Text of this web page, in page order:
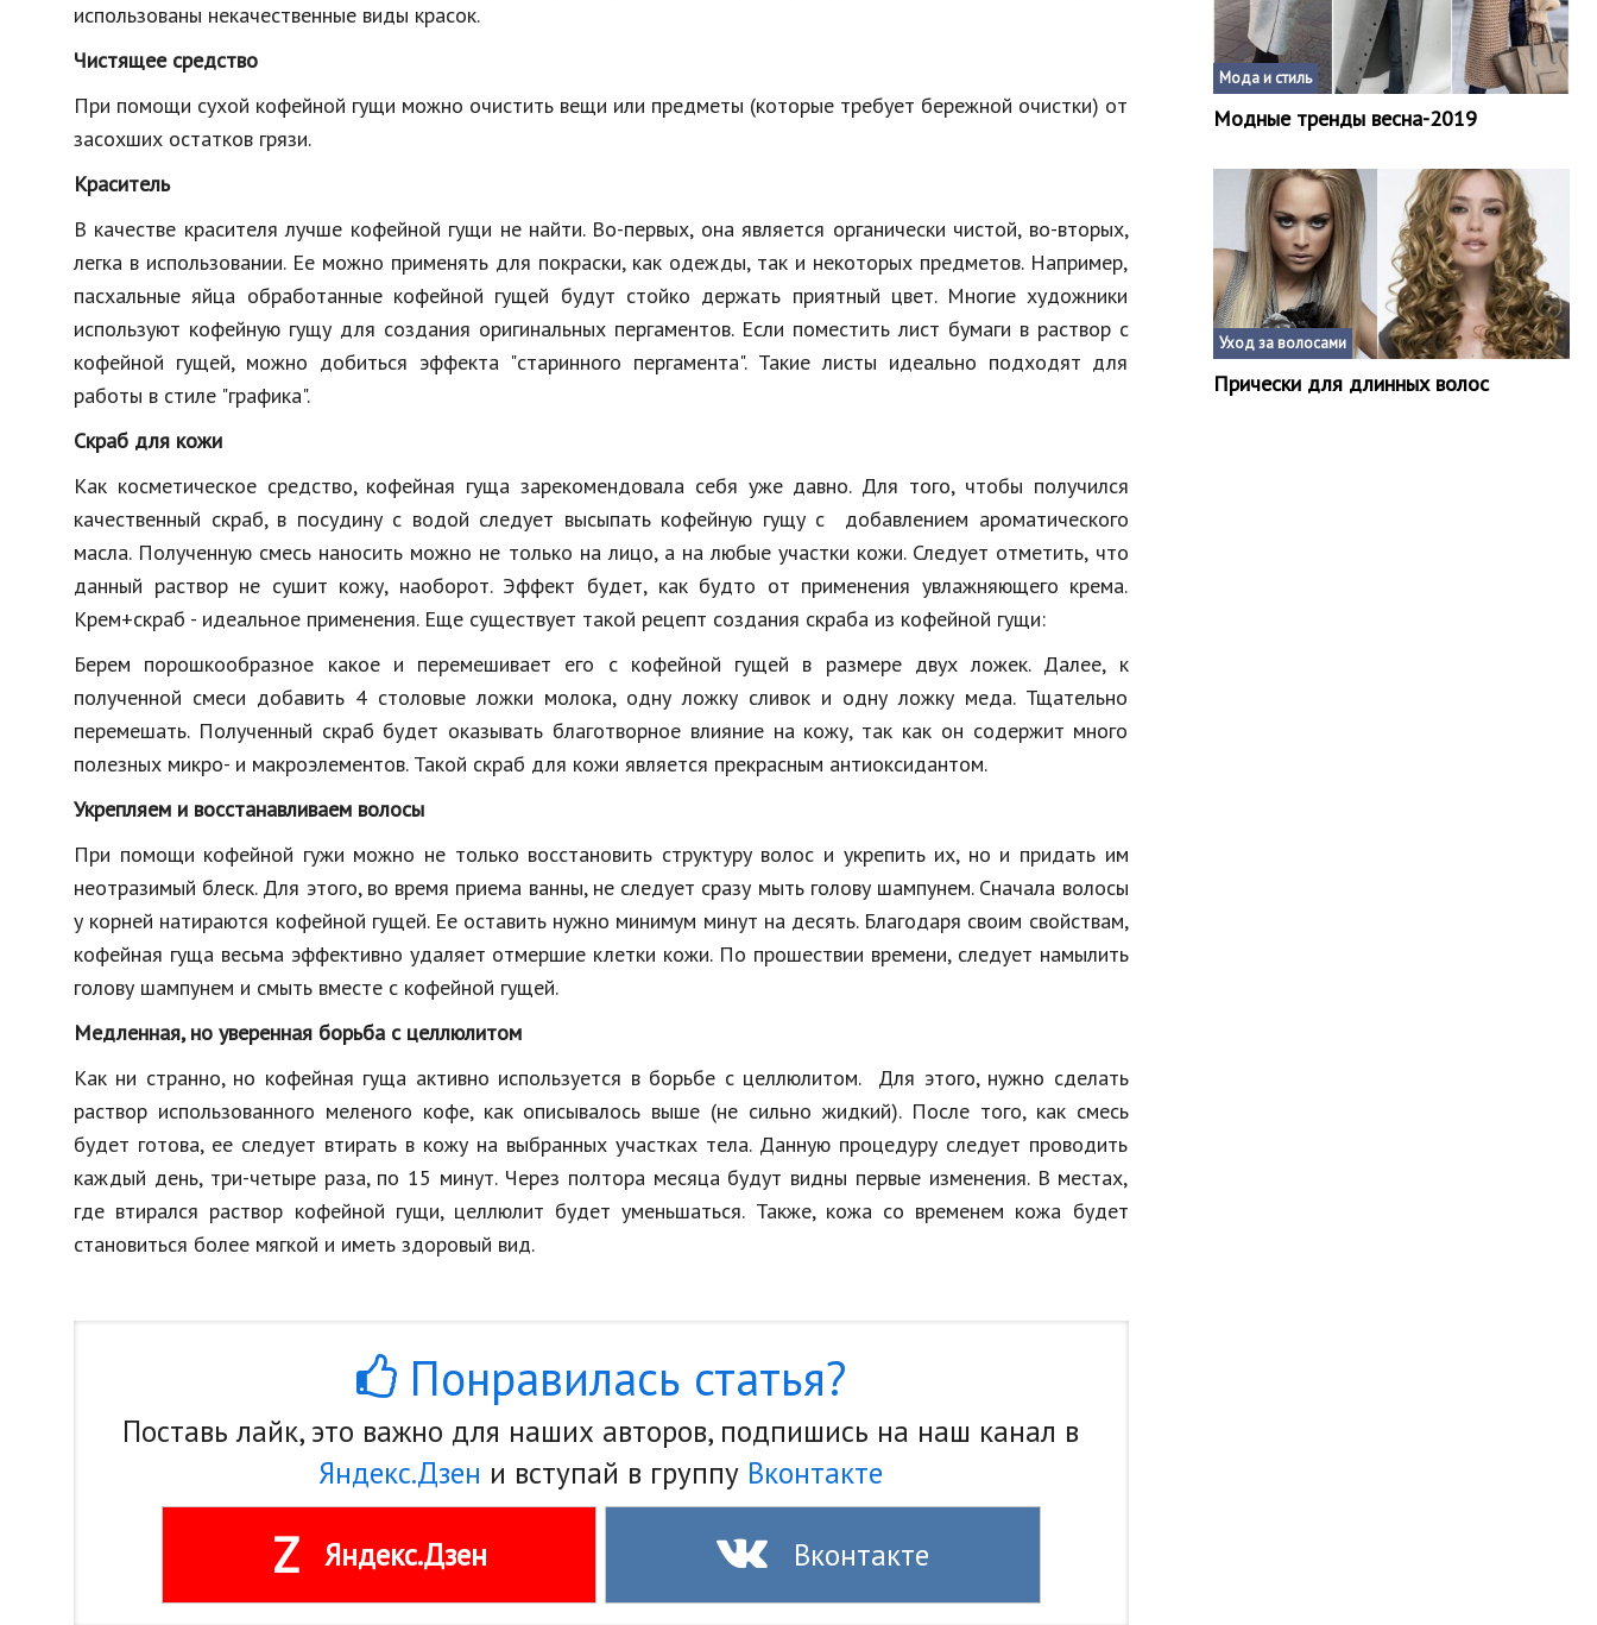
использованы некачественные виды красок.
Чистящее средство
При помощи сухой кофейной гущи можно очистить вещи или предметы (которые требует бережной очистки) от
засохших остатков грязи.
Краситель
В качестве красителя лучше кофейной гущи не найти. Во-первых, она является органически чистой, во-вторых,
легка в использовании. Ее можно применять для покраски, как одежды, так и некоторых предметов. Например,
пасхальные яйца обработанные кофейной гущей будут стойко держать приятный цвет. Многие художники
используют кофейную гущу для создания оригинальных пергаментов. Если поместить лист бумаги в раствор с
кофейной гущей, можно добиться эффекта "старинного пергамента". Такие листы идеально подходят для
работы в стиле "графика".
Скраб для кожи
Как косметическое средство, кофейная гуща зарекомендовала себя уже давно. Для того, чтобы получился
качественный скраб, в посудину с водой следует высыпать кофейную гущу с добавлением ароматического
масла. Полученную смесь наносить можно не только на лицо, а на любые участки кожи. Следует отметить, что
данный раствор не сушит кожу, наоборот. Эффект будет, как будто от применения увлажняющего крема.
Крем+скраб - идеальное применения. Еще существует такой рецепт создания скраба из кофейной гущи:
Берем порошкообразное какое и перемешивает его с кофейной гущей в размере двух ложек. Далее, к
полученной смеси добавить 4 столовые ложки молока, одну ложку сливок и одну ложку меда. Тщательно
перемешать. Полученный скраб будет оказывать благотворное влияние на кожу, так как он содержит много
полезных микро- и макроэлементов. Такой скраб для кожи является прекрасным антиоксидантом.
Укрепляем и восстанавливаем волосы
При помощи кофейной гужи можно не только восстановить структуру волос и укрепить их, но и придать им
неотразимый блеск. Для этого, во время приема ванны, не следует сразу мыть голову шампунем. Сначала волосы
у корней натираются кофейной гущей. Ее оставить нужно минимум минут на десять. Благодаря своим свойствам,
кофейная гуща весьма эффективно удаляет отмершие клетки кожи. По прошествии времени, следует намылить
голову шампунем и смыть вместе с кофейной гущей.
Медленная, но уверенная борьба с целлюлитом
Как ни странно, но кофейная гуща активно используется в борьбе с целлюлитом. Для этого, нужно сделать
раствор использованного меленого кофе, как описывалось выше (не сильно жидкий). После того, как смесь
будет готова, ее следует втирать в кожу на выбранных участках тела. Данную процедуру следует проводить
каждый день, три-четыре раза, по 15 минут. Через полтора месяца будут видны первые изменения. В местах,
где втирался раствор кофейной гущи, целлюлит будет уменьшаться. Также, кожа со временем кожа будет
становиться более мягкой и иметь здоровый вид.
Понравилась статья?
Поставь лайк, это важно для наших авторов, подпишись на наш канал в
Яндекс.Дзен и вступай в группу Вконтакте
Z Яндекс.Дзен Вконтакте
Мода и стиль
Модные тренды весна-2019
Уход за волосами
Прически для длинных волос